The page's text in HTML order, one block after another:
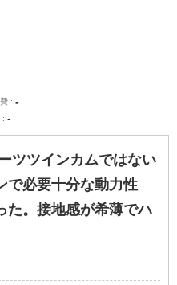
-
-
ツツインカムではない
で必要十分な動力性
た。接地感が希薄でハ